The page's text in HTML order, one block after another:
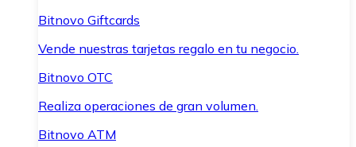
Bitnovo Giftcards
Vende nuestras tarjetas regalo en tu negocio.
Bitnovo OTC
Realiza operaciones de gran volumen.
Bitnovo ATM